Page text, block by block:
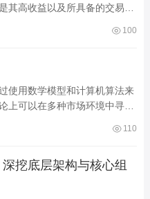
其高收益以及所具备的交易优
100
使用数学模型和计算机算法来
上可以在多种市场环境中寻找
110
挖底层架构与核心组